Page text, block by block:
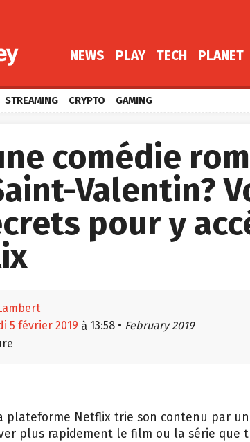
NEWS PLAY TECH PLANET
STREAMING CRYPTO GAMING
comédie
Valentin?
pour y
5 février 2019 à 13:58 • February 2019
plateforme Netflix trie son contenu par un
plus rapidement le film ou la série que